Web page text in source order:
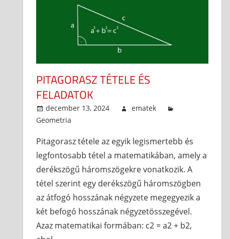
PITAGORASZ TÉTELE ÉS
FELADATOK
december 13, 2024
ematek
Geometria
Pitagorasz tétele az egyik legismertebb és
legfontosabb tétel a matematikában, amely a
derékszögű háromszögekre vonatkozik. A
tétel szerint egy derékszögű háromszögben
az átfogó hosszának négyzete megegyezik a
két befogó hosszának négyzetösszegével.
Azaz matematikai formában: c2 = a2 + b2,